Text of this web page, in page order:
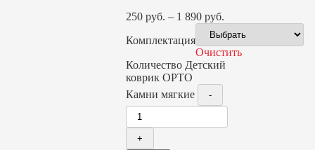
250руб. – 1 890руб.
Комплектация
Очистить
Количество Детский
коврик ОРТО
Камни мягкие